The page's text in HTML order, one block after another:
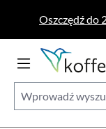
Przejdź do głównej
Oszczędź do